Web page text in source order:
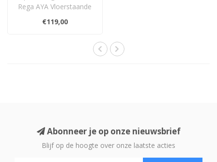
Rega AYA Vloerstaande
Luidsprekers.
€119,00
Abonneer je op onze nieuwsbrief
Blijf op de hoogte over onze laatste acties